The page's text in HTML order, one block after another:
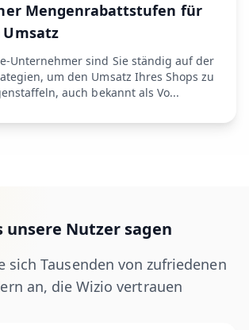
Mengenrabattstufen für
Unternehmer sind Sie ständig auf der
um den Umsatz Ihres Shops zu
auch bekannt als Vo...
unsere Nutzer sagen
sich Tausenden von zufriedenen
an, die Wizio vertrauen